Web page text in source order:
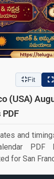
Fit
(USA)
and
PDF
for San